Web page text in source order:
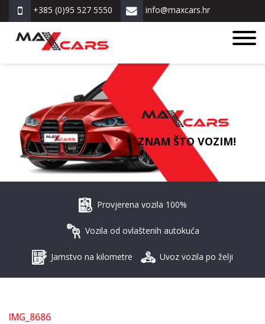
+385 (0)95 527 5550 info@maxcars.hr
ZNAM ŠTO VOZIM!
Provjerena vozila 100%
Vozila od ovlaštenih autokuća
Jamstvo na kilometre Uvoz vozila po želji
IMG_8686